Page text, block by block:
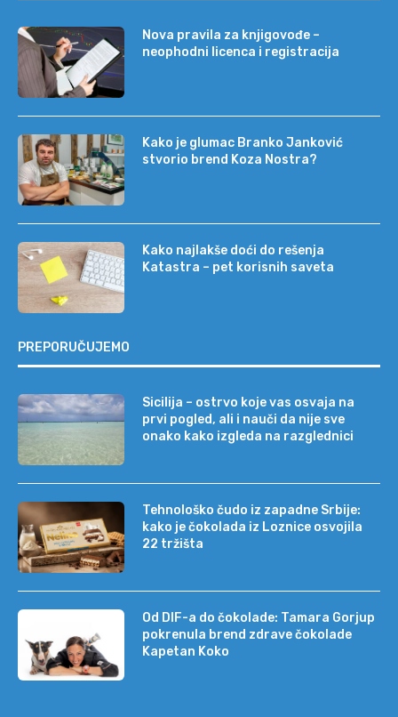
Nova pravila za knjigovođe –
neophodni licenca i registracija
Kako je glumac Branko Janković
stvorio brend Koza Nostra?
Kako najlakše doći do rešenja
Katastra – pet korisnih saveta
PREPORUČUJEMO
Sicilija – ostrvo koje vas osvaja na
prvi pogled, ali i nauči da nije sve
onako kako izgleda na razglednici
Tehnološko čudo iz zapadne Srbije:
kako je čokolada iz Loznice osvojila
22 tržišta
Od DIF-a do čokolade: Tamara Gorjup
pokrenula brend zdrave čokolade
Kapetan Koko